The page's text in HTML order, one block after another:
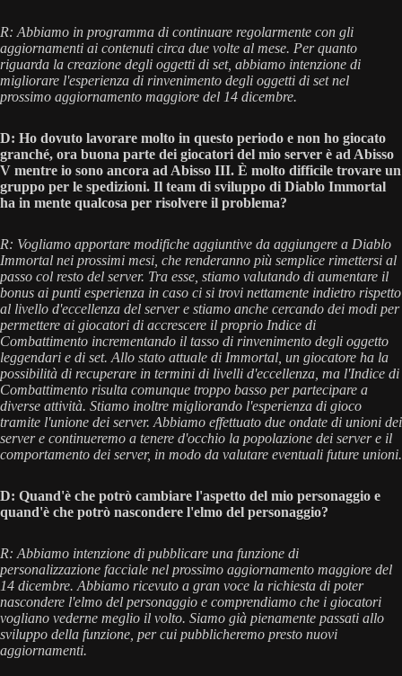
R: Abbiamo in programma di continuare regolarmente con gli
aggiornamenti ai contenuti circa due volte al mese. Per quanto
riguarda la creazione degli oggetti di set, abbiamo intenzione di
migliorare l'esperienza di rinvenimento degli oggetti di set nel
prossimo aggiornamento maggiore del 14 dicembre.
D: Ho dovuto lavorare molto in questo periodo e non ho giocato
granché, ora buona parte dei giocatori del mio server è ad Abisso
V mentre io sono ancora ad Abisso III. È molto difficile trovare un
gruppo per le spedizioni. Il team di sviluppo di Diablo Immortal
ha in mente qualcosa per risolvere il problema?
R: Vogliamo apportare modifiche aggiuntive da aggiungere a Diablo
Immortal nei prossimi mesi, che renderanno più semplice rimettersi al
passo col resto del server. Tra esse, stiamo valutando di aumentare il
bonus ai punti esperienza in caso ci si trovi nettamente indietro rispetto
al livello d'eccellenza del server e stiamo anche cercando dei modi per
permettere ai giocatori di accrescere il proprio Indice di
Combattimento incrementando il tasso di rinvenimento degli oggetto
leggendari e di set. Allo stato attuale di Immortal, un giocatore ha la
possibilità di recuperare in termini di livelli d'eccellenza, ma l'Indice di
Combattimento risulta comunque troppo basso per partecipare a
diverse attività. Stiamo inoltre migliorando l'esperienza di gioco
tramite l'unione dei server. Abbiamo effettuato due ondate di unioni dei
server e continueremo a tenere d'occhio la popolazione dei server e il
comportamento dei server, in modo da valutare eventuali future unioni.
D: Quand'è che potrò cambiare l'aspetto del mio personaggio e
quand'è che potrò nascondere l'elmo del personaggio?
R: Abbiamo intenzione di pubblicare una funzione di
personalizzazione facciale nel prossimo aggiornamento maggiore del
14 dicembre. Abbiamo ricevuto a gran voce la richiesta di poter
nascondere l'elmo del personaggio e comprendiamo che i giocatori
vogliano vederne meglio il volto. Siamo già pienamente passati allo
sviluppo della funzione, per cui pubblicheremo presto nuovi
aggiornamenti.